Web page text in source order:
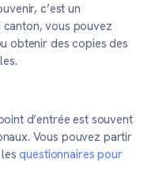
c’est un
vous pouvez
obtenir des copies des
d’entrée est souvent
Vous pouvez partir
lesquestionnaires pour